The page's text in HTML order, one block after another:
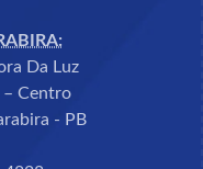
Da Luz
– Centro
- PB